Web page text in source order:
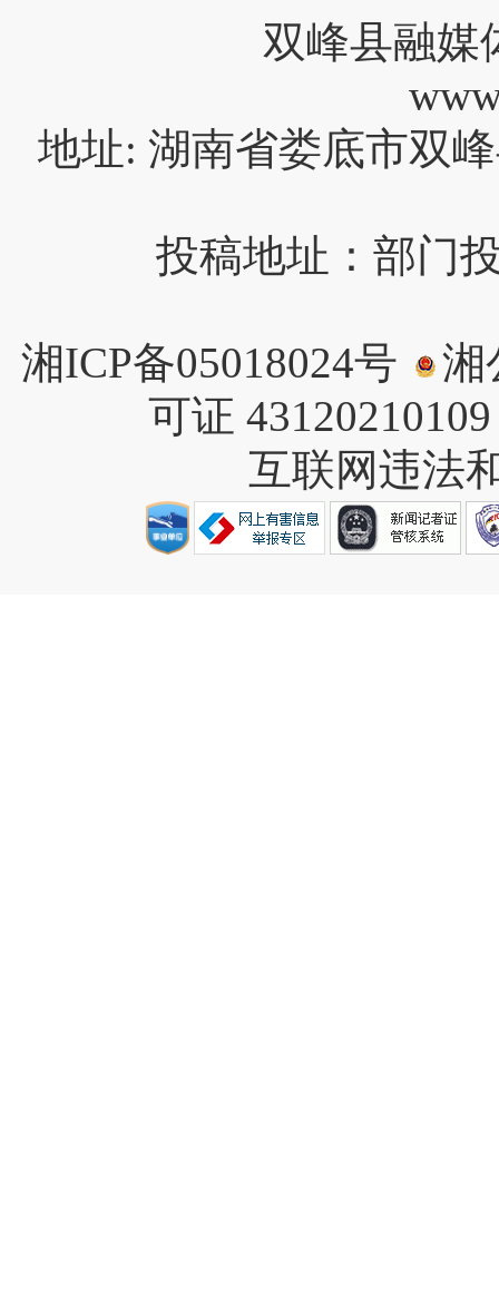
双峰县融媒
地址: 湖南省娄底市双
投稿地址：部门
湘ICP备05018024号
湘
可证
互联网违法